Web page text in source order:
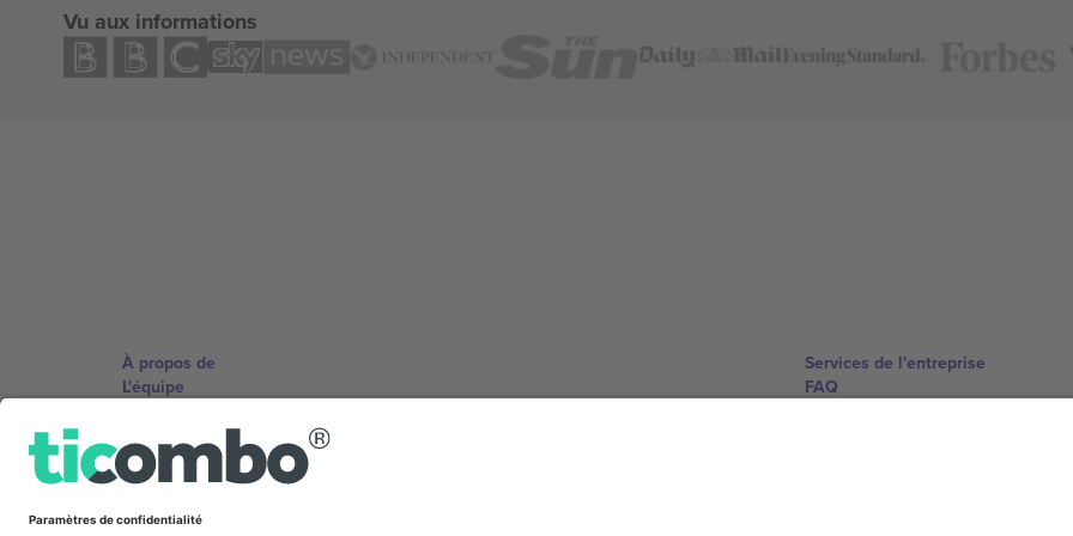
Vu aux informations
À propos de
L'équipe
Conditions générales
Programme d'affiliation
Services de l'entreprise
FAQ